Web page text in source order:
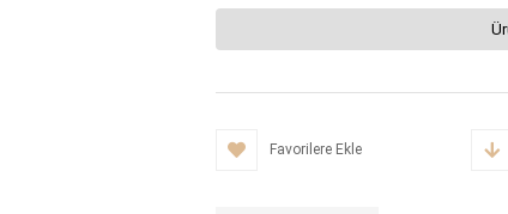
Favorilere Ekle